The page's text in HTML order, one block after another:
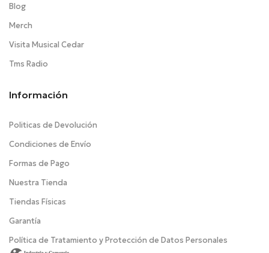
Blog
Merch
Visita Musical Cedar
Tms Radio
Información
Politicas de Devolución
Condiciones de Envío
Formas de Pago
Nuestra Tienda
Tiendas Físicas
Garantía
Política de Tratamiento y Protección de Datos Personales